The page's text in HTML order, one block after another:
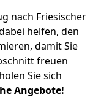
nach Friesischer
helfen, den
damit Sie
freuen
Sie sich
Angebote!